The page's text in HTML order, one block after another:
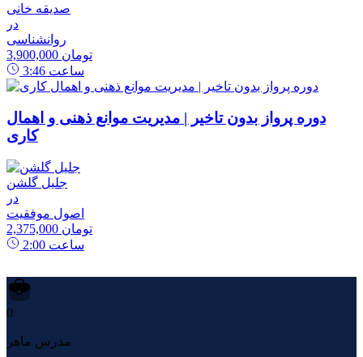
صدیقه خانی
در
روانشناسی
3,900,000 تومان
3:46 ساعت
دوره پرواز بدون تاخیر | مدیریت موانع ذهنی و اهمال
کاری
جلیل گلشن
در
اصول موفقیت
2,375,000 تومان
2:00 ساعت
0
مدرس ماهر